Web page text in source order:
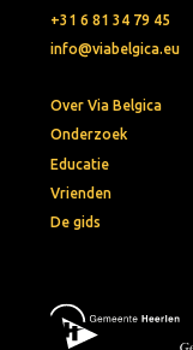
+31 6 81 34 79 45
info@viabelgica.eu
Over Via Belgica
Onderzoek
Educatie
Vrienden
De gids